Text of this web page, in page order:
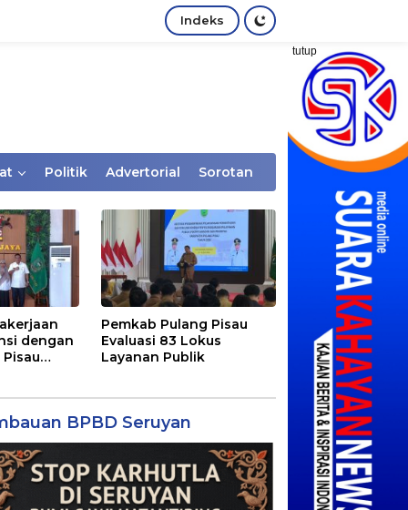
Indeks
tutup
Politik Advertorial Sorotan
dengan
Pemkab Pulang Pisau
Evaluasi 83 Lokus
Layanan Publik
BPBD Seruyan